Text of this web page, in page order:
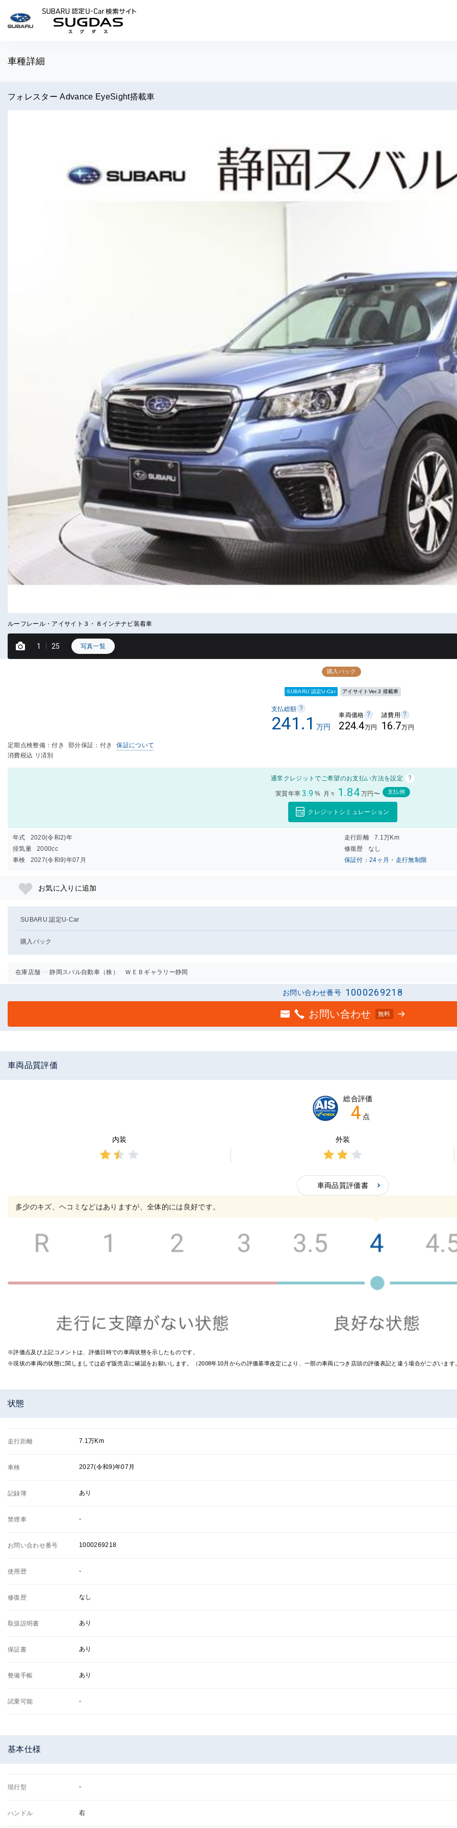
車種詳細
フォレスター Advance EyeSight搭載車
ルーフレール・アイサイト３・８インチナビ装着車
1 25 写真一覧
購入パック
SUBARU 認定U-Car アイサイトVer.3 搭載車
支払総額 ?
241.1 万円
車両価格 ?
224.4万円
諸費用 ?
16.7万円
定期点検整備：付き 部分保証：付き
保証について
消費税込 リ済別
通常クレジットでご希望のお支払い方法を設定 ?
実質年率 3.9 % 月々 1.84 万円〜 支払例
クレジットシミュレーション
年式 2020(令和2)年 走行距離
7.1万Km
排気量
2000cc 修復歴
なし
車検
2027(令和9)年07月 保証付：24ヶ月・走行無制限
お気に入りに追加
SUBARU 認定U-Car
購入パック
在庫店舗 静岡スバル自動車（株） ＷＥＢギャラリー静岡
お問い合わせ番号 1000269218
お問い合わせ 無料
車両品質評価
総合評価
4 点
内装 外装
2点の
評価
車両品質評価書
多少のキズ、ヘコミなどはありますが、全体的には良好です。
※評価点及び上記コメントは、評価日時での車両状態を示したものです。
※現状の車両の状態に関しましては必ず販売店に確認をお願いします。（2008年10月からの評価基準改定により、一部の車両につき店頭の評価表記と違う場合がございま
状態
走行距離 7.1万Km
車検 2027(令和9)年07月
記録簿 あり
禁煙車 -
お問い合わせ番号 1000269218
使用歴 -
修復歴 なし
取扱説明書 あり
保証書 あり
整備手帳 あり
試乗可能 -
基本仕様
現行型 -
ハンドル 右